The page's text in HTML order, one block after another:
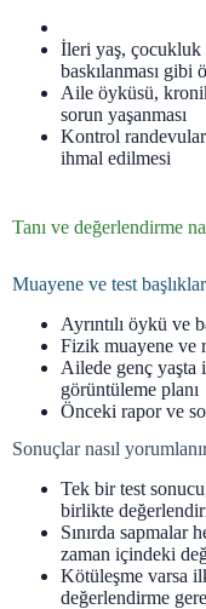
İleri yaş, çocukluk
baskılanması gibi
Aile öyküsü,
sorun yaşanması
Kontrol
ihmal edilmesi
Tanı ve değerlendirme
Muayene ve test
Ayrıntılı öykü ve
Fizik muayene ve
Ailede genç yaşta
görüntüleme planı
Önceki rapor ve
Sonuçlar nasıl
Tek bir test
birlikte
Sınırda sapmalar
zaman içindeki
Kötüleşme varsa
değerlendirme